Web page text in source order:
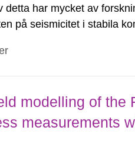
detta har mycket av
på seismicitet i stabila
modelling of the
measurements